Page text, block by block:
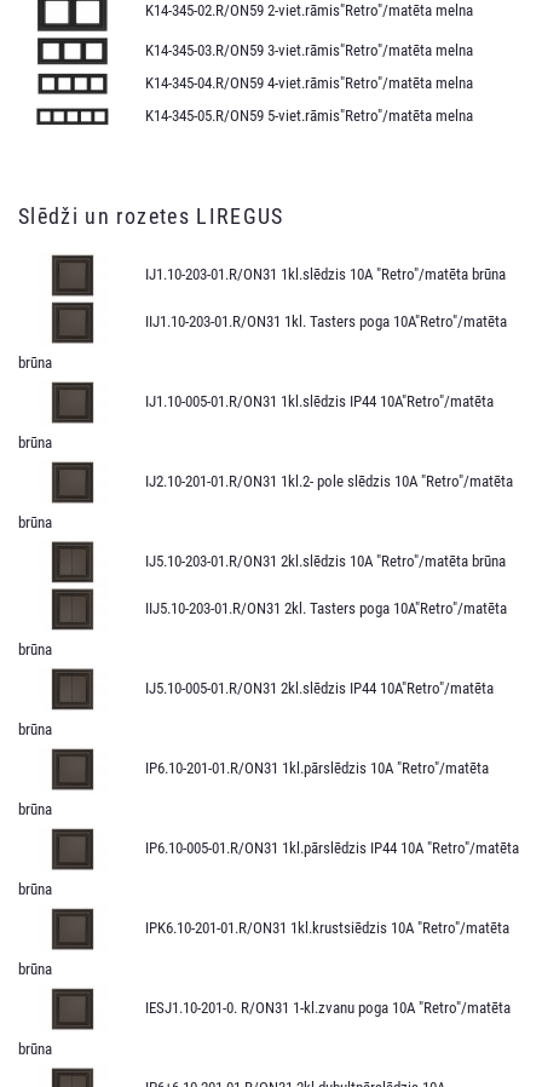
K14-345-02.R/ON59 2-viet.rāmis"Retro"/matēta melna
K14-345-03.R/ON59 3-viet.rāmis"Retro"/matēta melna
K14-345-04.R/ON59 4-viet.rāmis"Retro"/matēta melna
K14-345-05.R/ON59 5-viet.rāmis"Retro"/matēta melna
Slēdži un rozetes LIREGUS
IJ1.10-203-01.R/ON31 1kl.slēdzis 10A "Retro"/matēta brūna
IIJ1.10-203-01.R/ON31 1kl. Tasters poga 10A"Retro"/matēta
brūna
IJ1.10-005-01.R/ON31 1kl.slēdzis IP44 10A"Retro"/matēta
brūna
IJ2.10-201-01.R/ON31 1kl.2- pole slēdzis 10A "Retro"/matēta
brūna
IJ5.10-203-01.R/ON31 2kl.slēdzis 10A "Retro"/matēta brūna
IIJ5.10-203-01.R/ON31 2kl. Tasters poga 10A"Retro"/matēta
brūna
IJ5.10-005-01.R/ON31 2kl.slēdzis IP44 10A"Retro"/matēta
brūna
IP6.10-201-01.R/ON31 1kl.pārslēdzis 10A "Retro"/matēta
brūna
IP6.10-005-01.R/ON31 1kl.pārslēdzis IP44 10A "Retro"/matēta
brūna
IPK6.10-201-01.R/ON31 1kl.krustsiēdzis 10A "Retro"/matēta
brūna
IESJ1.10-201-0. R/ON31 1-kl.zvanu poga 10A "Retro"/matēta
brūna